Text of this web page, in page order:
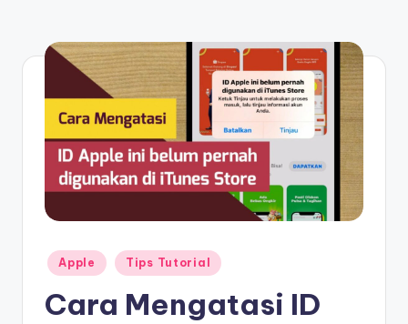
Posted
in
Apple Tips Tutorial
Cara Mengatasi ID